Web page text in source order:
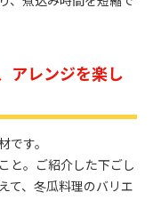
アレンジを楽し
す。
と。ご紹介した下ごし
て、冬瓜料理のバリエ